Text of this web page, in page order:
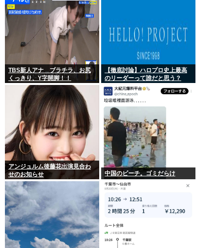
TBS新人アナ ブラチラ、お尻
くっきり、Y字開脚！！
【徹底討論】ハロプロ史上最高
のリーダーって誰だと思う？
アンジュルム後藤花出演見合わ
せのお知らせ
中国のビーチ。ゴミだらけ